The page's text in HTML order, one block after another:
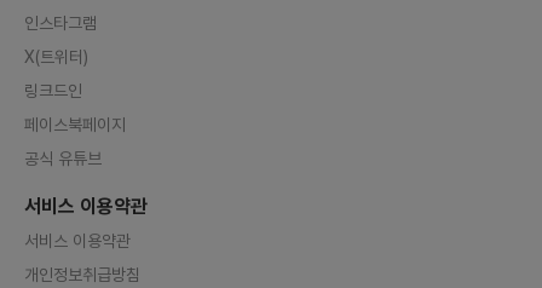
인스타그램
X(트위터)
링크드인
페이스북페이지
공식 유튜브
서비스 이용약관
서비스 이용약관
개인정보취급방침